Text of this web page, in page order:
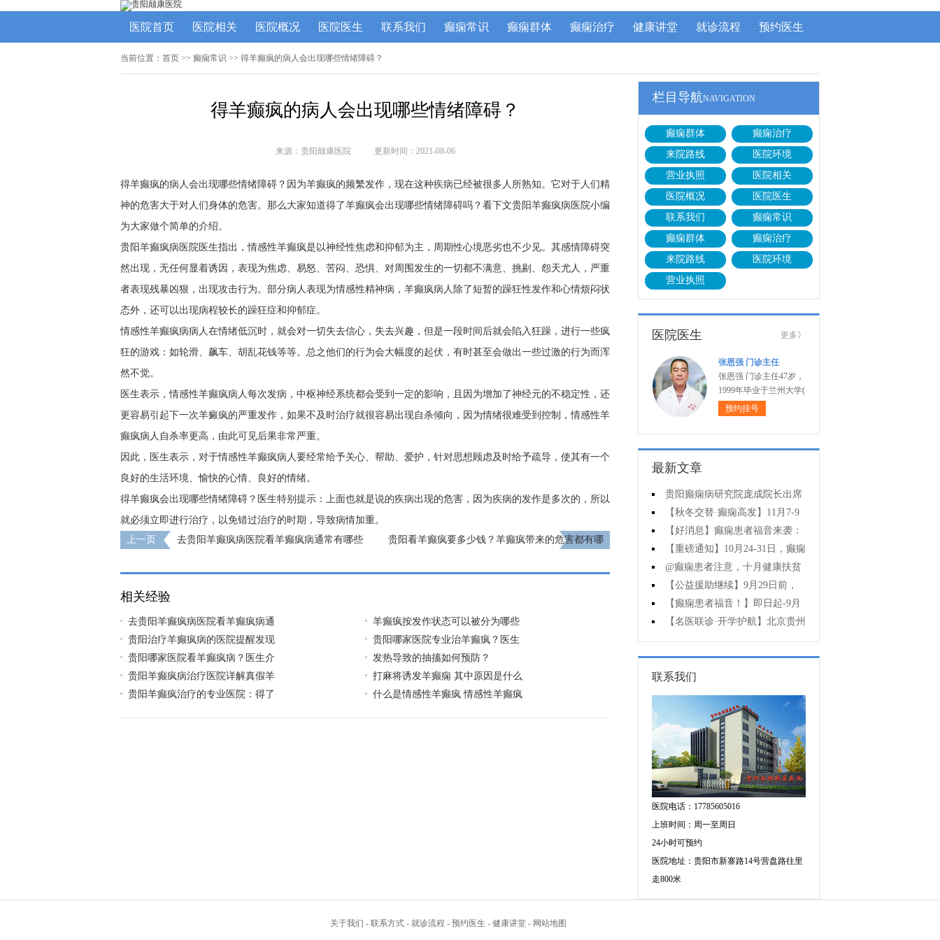
医院首页 医院相关 医院概况 医院医生 联系我们 癫痫常识 癫痫群体 癫痫治疗 健康讲堂 就诊流程 预约医生
当前位置： 首页 >> 癫痫常识 >> 得羊癫疯的病人会出现哪些情绪障碍？
得羊癫疯的病人会出现哪些情绪障碍？
来源：贵阳颠康医院 更新时间：2021-08-06
得羊癫疯的病人会出现哪些情绪障碍？因为羊癫疯的频繁发作，现在这种疾病已经被很多人所熟知。它对于人们精
神的危害大于对人们身体的危害。那么大家知道得了羊癫疯会出现哪些情绪障碍吗？看下文贵阳羊癫疯病医院小编
为大家做个简单的介绍。
贵阳羊癫疯病医院医生指出，情感性羊癫疯是以神经性焦虑和抑郁为主，周期性心境恶劣也不少见。其感情障碍突
然出现，无任何显着诱因，表现为焦虑、易怒、苦闷、恐惧、对周围发生的一切都不满意、挑剔、怨天尤人，严重
者表现残暴凶狠，出现攻击行为。部分病人表现为情感性精神病，羊癫疯病人除了短暂的躁狂性发作和心情烦闷状
态外，还可以出现病程较长的躁狂症和抑郁症。
情感性羊癫疯病病人在情绪低沉时，就会对一切失去信心，失去兴趣，但是一段时间后就会陷入狂躁，进行一些疯
狂的游戏：如轮滑、飙车、胡乱花钱等等。总之他们的行为会大幅度的起伏，有时甚至会做出一些过激的行为而浑
然不觉。
医生表示，情感性羊癫疯病人每次发病，中枢神经系统都会受到一定的影响，且因为增加了神经元的不稳定性，还
更容易引起下一次羊癜疯的严重发作，如果不及时治疗就很容易出现自杀倾向，因为情绪很难受到控制，情感性羊
癫疯病人自杀率更高，由此可见后果非常严重。
因此，医生表示，对于情感性羊癫疯病人要经常给予关心、帮助、爱护，针对思想顾虑及时给予疏导，使其有一个
良好的生活环境、愉快的心情、良好的情绪。
得羊癫疯会出现哪些情绪障碍？医生特别提示：上面也就是说的疾病出现的危害，因为疾病的发作是多次的，所以
就必须立即进行治疗，以免错过治疗的时期，导致病情加重。
上一页
去贵阳羊癫疯病医院看羊癫疯病通常有哪些
贵阳看羊癫疯要多少钱？羊癫疯带来的危害都有哪
相关经验
去贵阳羊癫疯病医院看羊癫疯病通
羊癫疯按发作状态可以被分为哪些
贵阳治疗羊癫疯病的医院提醒发现
贵阳哪家医院专业治羊癫疯？医生
贵阳哪家医院看羊癫疯病？医生介
发热导致的抽搐如何预防？
贵阳羊癫疯病治疗医院详解真假羊
打麻将诱发羊癫痫 其中原因是什么
贵阳羊癫疯治疗的专业医院：得了
什么是情感性羊癫疯 情感性羊癫疯
栏目导航NAVIGATION
癫痫群体
癫痫治疗
来院路线
医院环境
营业执照
医院相关
医院概况
医院医生
联系我们
癫痫常识
癫痫群体
癫痫治疗
来院路线
医院环境
营业执照
医院医生 更多》
张恩强 门诊主任
张恩强 门诊主任47岁，
1999年毕业于兰州大学(
预约挂号
最新文章
贵阳癫痫病研究院庞成院长出席
第十一届CAAE国际癫痫论坛暨协会
成立20周年庆典
【秋冬交替·癫痫高发】11月7-9
日，超难约的北京三甲名医，携手
贵州专家团共抗癫痫，速约！
【好消息】癫痫患者福音来袭：
万元救助+半价专项检查+京黔专家
免费亲诊，符合条件者速申请！
【重磅通知】10月24-31日，癫痫
病专项检查全额救助+京黔名医免费
亲诊+高达万元补贴，名额有限，速
@癫痫患者注意，十月健康扶贫
救助计划开启，专家免费亲诊+高达
万元治疗救助，速抢名额！
【公益援助继续】9月29日前，
癫痫名医免费亲诊+检查治疗大额援
助持续发放，速约！
【癫痫患者福音！】即日起-9月
15日，专项检查免费+北京三甲知名
专家空降贵阳亲诊，勿错过！
【名医联诊·开学护航】北京贵州
三甲癫痫名医公益亲诊+检查治疗大
额援助，速约！
联系我们
医院电话：17785605016
上班时间：周一至周日
24小时可预约
医院地址：贵阳市新寨路14号营盘路往里
走800米
关于我们 - 联系方式 - 就诊流程 - 预约医生 - 健康讲堂 - 网站地图